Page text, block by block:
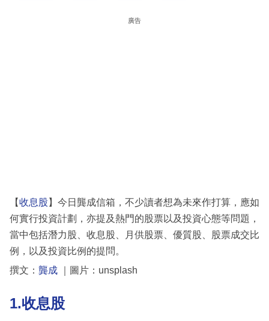
廣告
【收息股 】今日龔成信箱，不少讀者想為未來作打算，應如
何實行投資計劃，亦提及熱門的股票以及投資心態等問題，
當中包括潛力股、收息股、月供股票、優質股、股票成交比
例，以及投資比例的提問。
撰文： 龔成 ｜圖片：unsplash
1.收息股